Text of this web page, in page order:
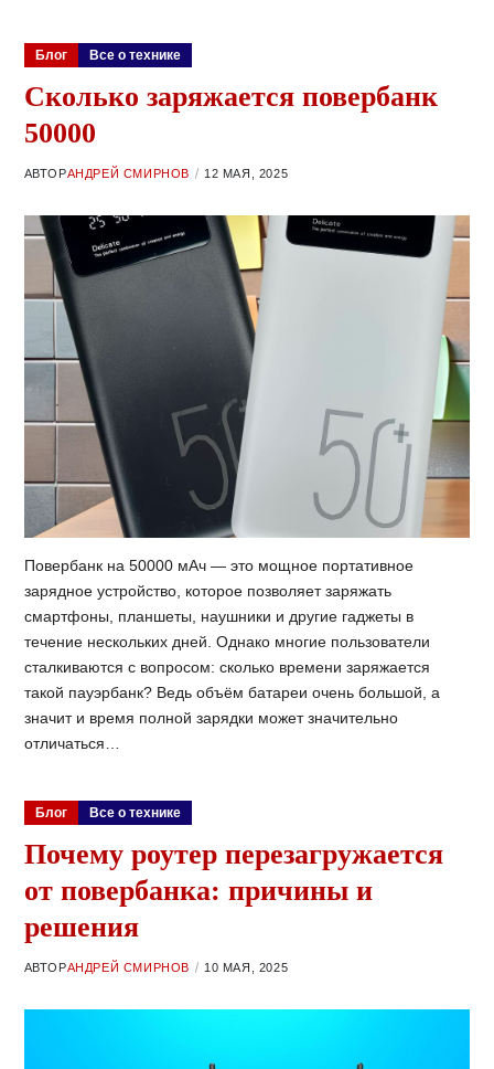
Блог Все о технике
Сколько заряжается повербанк
50000
АВТОРАНДРЕЙ СМИРНОВ 12 МАЯ, 2025
Повербанк на 50000 мАч — это мощное портативное
зарядное устройство, которое позволяет заряжать
смартфоны, планшеты, наушники и другие гаджеты в
течение нескольких дней. Однако многие пользователи
сталкиваются с вопросом: сколько времени заряжается
такой пауэрбанк? Ведь объём батареи очень большой, а
значит и время полной зарядки может значительно
отличаться…
Блог Все о технике
Почему роутер перезагружается
от повербанка: причины и
решения
АВТОРАНДРЕЙ СМИРНОВ 10 МАЯ, 2025